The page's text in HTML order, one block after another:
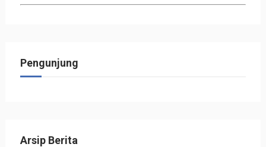
Pengunjung
Arsip Berita